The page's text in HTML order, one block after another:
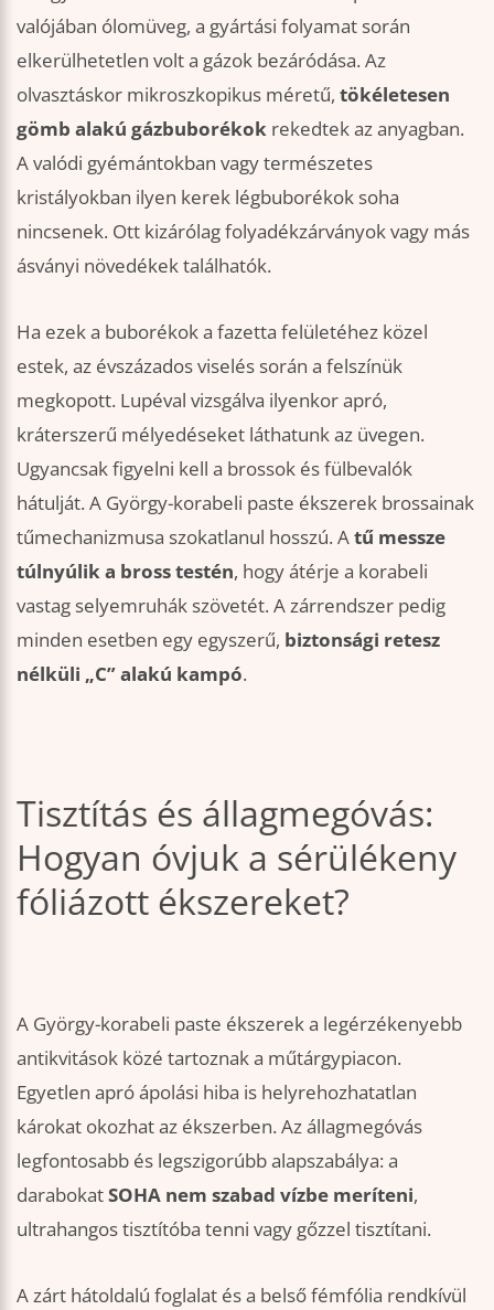
valójában ólomüveg, a gyártási folyamat során
elkerülhetetlen volt a gázok bezáródása. Az
olvasztáskor mikroszkopikus méretű, tökéletesen
gömb alakú gázbuborékok rekedtek az anyagban.
A valódi gyémántokban vagy természetes
kristályokban ilyen kerek légbuborékok soha
nincsenek. Ott kizárólag folyadékzárványok vagy más
ásványi növedékek találhatók.
Ha ezek a buborékok a fazetta felületéhez közel
estek, az évszázados viselés során a felszínük
megkopott. Lupéval vizsgálva ilyenkor apró,
kráterszerű mélyedéseket láthatunk az üvegen.
Ugyancsak figyelni kell a brossok és fülbevalók
hátulját. A György-korabeli paste ékszerek brossainak
tűmechanizmusa szokatlanul hosszú. Atű messze
túlnyúlik a bross testén, hogy átérje a korabeli
vastag selyemruhák szövetét. A zárrendszer pedig
minden esetben egy egyszerű, biztonsági retesz
nélküli „C” alakú kampó.
Tisztítás és állagmegóvás:
Hogyan óvjuk a sérülékeny
fóliázott ékszereket?
A György-korabeli paste ékszerek a legérzékenyebb
antikvitások közé tartoznak a műtárgypiacon.
Egyetlen apró ápolási hiba is helyrehozhatatlan
károkat okozhat az ékszerben. Az állagmegóvás
legfontosabb és legszigorúbb alapszabálya: a
darabokatSOHA nem szabad vízbe meríteni,
ultrahangos tisztítóba tenni vagy gőzzel tisztítani.
A zárt hátoldalú foglalat és a belső fémfólia rendkívül